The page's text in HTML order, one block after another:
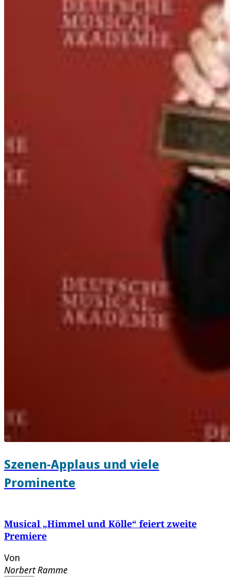
Szenen-Applaus und viele
Prominente
Musical „Himmel und Kölle“ feiert zweite
Premiere
Von
Norbert Ramme